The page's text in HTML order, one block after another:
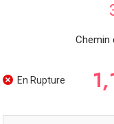
Chemin
En Rupture